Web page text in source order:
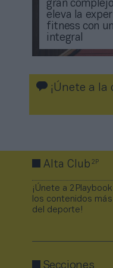
gran
eleva la
fitness con
integral
¡Únete a la
Alta Club2P
¡Únete a
los contenidos
del deporte!
Secciones